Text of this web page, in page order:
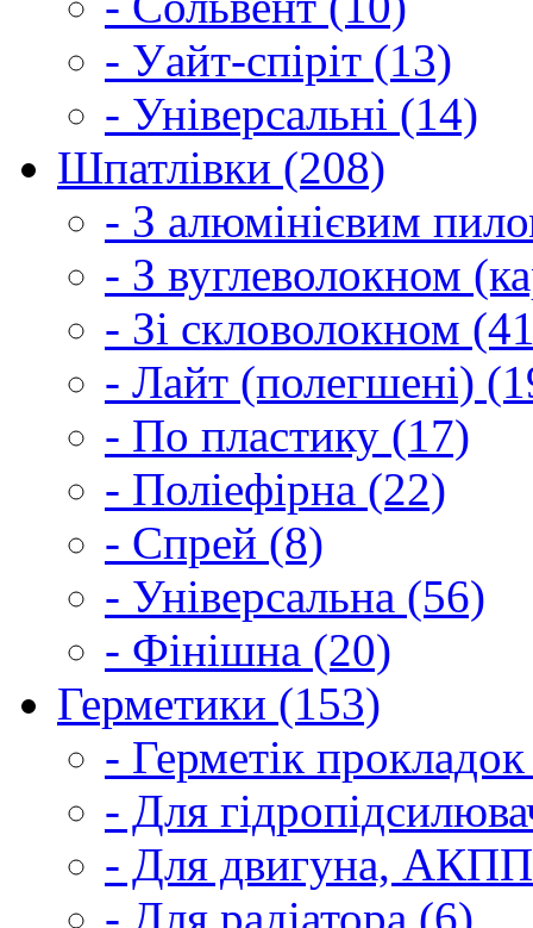
- Уайт-спіріт (13)
- Універсальні (14)
Шпатлівки (208)
- З алюмінієвим
- З вуглеволокном
- Зі скловолокном
- Лайт (полегшені)
- По пластику (17)
- Поліефірна (22)
- Спрей (8)
- Універсальна (56)
- Фінішна (20)
Герметики (153)
- Герметік
- Для
- Для двигуна,
- Для радіатора (6)